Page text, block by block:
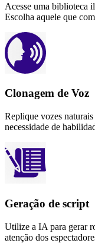
Acesse uma biblioteca
Escolha aquele que
Clonagem de Voz
Replique vozes
necessidade de
Geração de script
Utilize a IA para gerar
atenção dos